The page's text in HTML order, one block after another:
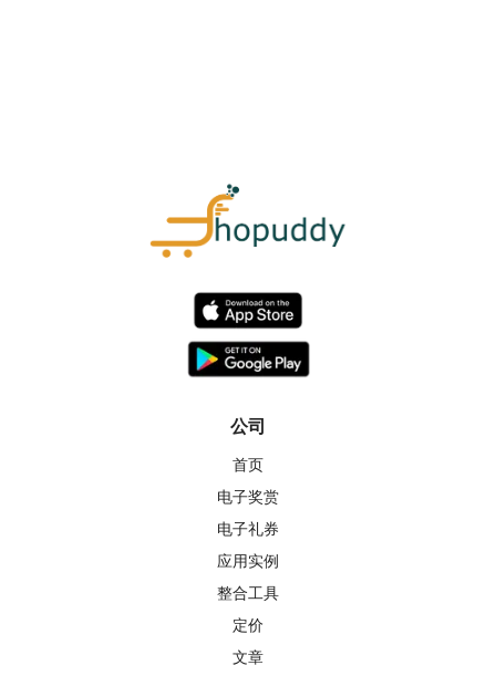
公司
首页
电子奖赏
电子礼券
应用实例
整合工具
定价
文章